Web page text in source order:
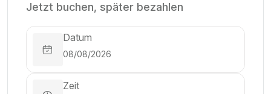
Jetzt buchen, später bezahlen
Datum
Zeit